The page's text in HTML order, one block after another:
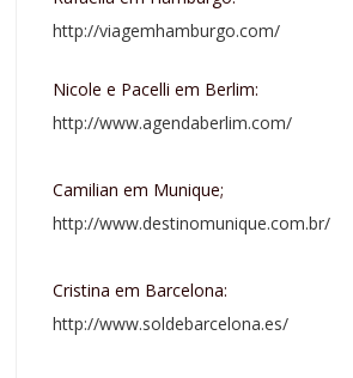
http://viagemhamburgo.com/
Nicole e Pacelli em Berlim:
http://www.agendaberlim.com/
Camilian em Munique;
http://www.destinomunique.com.br/
Cristina em Barcelona:
http://www.soldebarcelona.es/